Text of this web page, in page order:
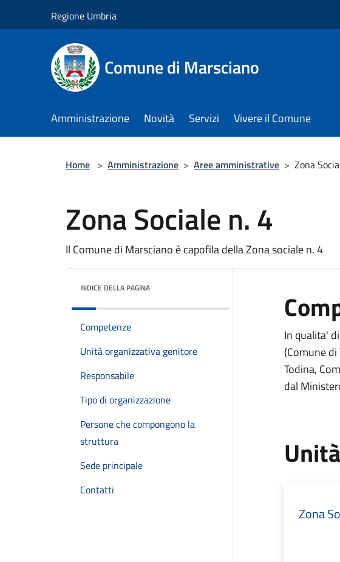
Regione Umbria
Comune di Marsciano
Amministrazione Novità Servizi Vivere il Comune
Home > Amministrazione > Aree amministrative > Zona
Zona Sociale n. 4
Il Comune di Marsciano è capofila della Zona sociale n. 4
INDICE DELLA PAGINA
Competenze
Unità organizzativa genitore
Responsabile
Tipo di organizzazione
Persone che compongono la
struttura
Sede principale
Contatti
In qualita'
(Comune
Todina,
dal
Zona